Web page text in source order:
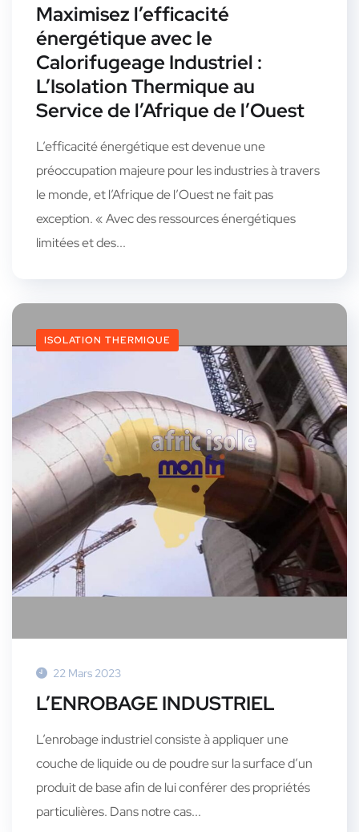
Maximisez l’efficacité
énergétique avec le
Calorifugeage Industriel :
L’Isolation Thermique au
Service de l’Afrique de l’Ouest
L’efficacité énergétique est devenue une
préoccupation majeure pour les industries à travers
le monde, et l’Afrique de l’Ouest ne fait pas
exception. « Avec des ressources énergétiques
limitées et des...
ISOLATION THERMIQUE
22 Mars 2023
L’ENROBAGE INDUSTRIEL
L’enrobage industriel consiste à appliquer une
couche de liquide ou de poudre sur la surface d’un
produit de base afin de lui conférer des propriétés
particulières. Dans notre cas...